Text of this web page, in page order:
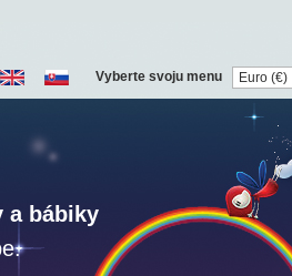
a bábiky
Vyberte svoju menu